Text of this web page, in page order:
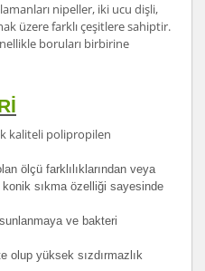
nipeller, iki ucu dişli,
üzere farklı çeşitlere sahiptir.
boruları birbirine
kaliteli polipropilen
ölçü farklılıklarından veya
sıkma özelliği sayesinde
ve bakteri
olup yüksek sızdırmazlık